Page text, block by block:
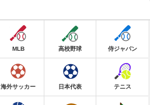
MLB 高校野球 侍ジャパン
海外サッカー 日本代表 テニス